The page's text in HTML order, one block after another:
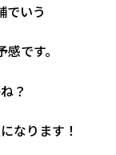
でいう
です。
？
なります！